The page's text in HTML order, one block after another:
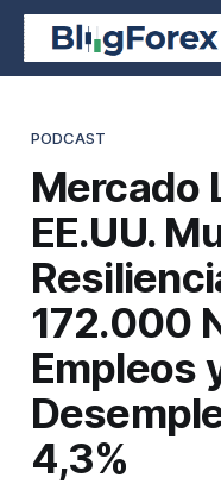
PODCAST
Mercado
EE.UU.
172.000
Empleos
4,3%